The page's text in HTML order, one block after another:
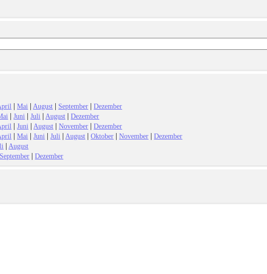
|Mai | August | September |Dezember
|Juni |Juli | August |Dezember
|Juni | August |November |Dezember
|Mai |Juni |Juli | August |Oktober |November |Dezember
| August
September |Dezember